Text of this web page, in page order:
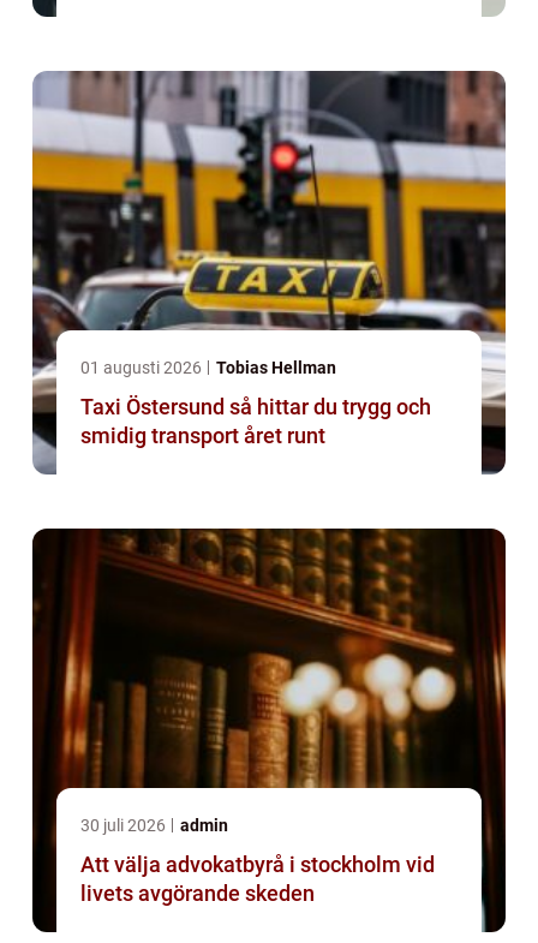
01 augusti 2026 Tobias Hellman
Taxi Östersund så hittar du trygg och
smidig transport året runt
30 juli 2026 admin
Att välja advokatbyrå i stockholm vid
livets avgörande skeden